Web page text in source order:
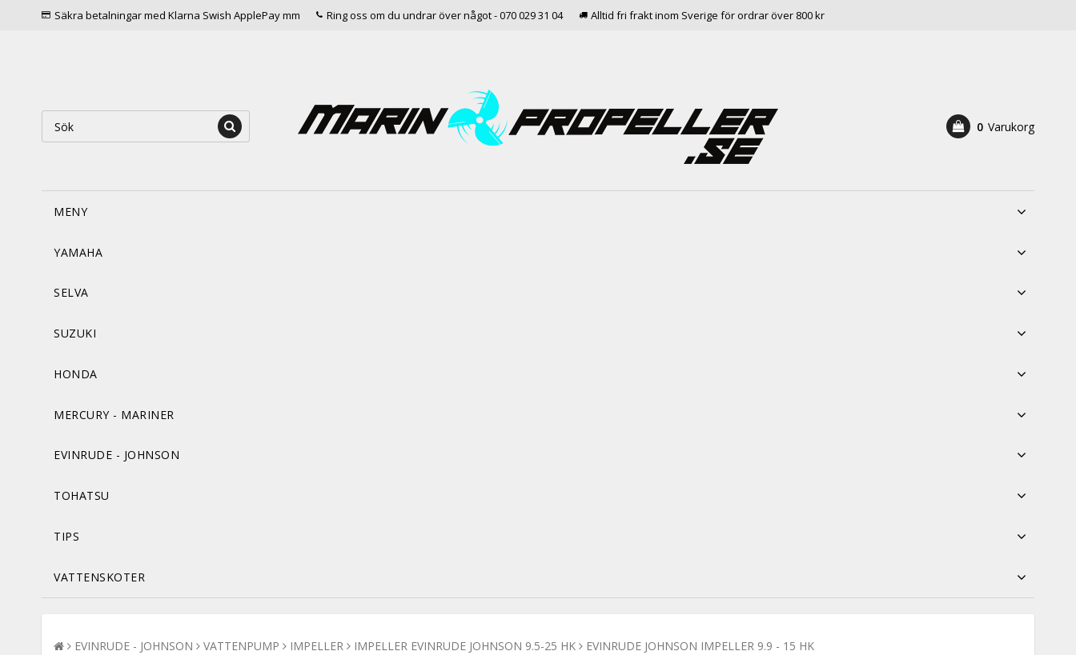
Säkra betalningar med Klarna Swish ApplePay mm Ring oss om du undrar över något - 070 029 31 04 Alltid fri frakt inom Sverige för ordrar över 800 kr
0 Varukorg
MENY
YAMAHA
SELVA
SUZUKI
HONDA
MERCURY - MARINER
EVINRUDE - JOHNSON
TOHATSU
TIPS
VATTENSKOTER
EVINRUDE - JOHNSON VATTENPUMP IMPELLER IMPELLER EVINRUDE JOHNSON 9.5-25 HK EVINRUDE JOHNSON IMPELLER 9.9 - 15 HK